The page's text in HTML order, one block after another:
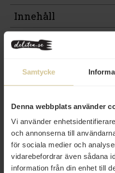
Samtycke
Denna webbplats använder
Vi använder
och annonserna till
för sociala medier och
vidarebefordrar även sådana
information från din enhet till
Innehåll
Betyg
Prishistorik